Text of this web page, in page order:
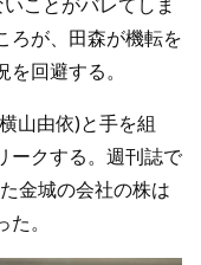
ろが、田森が機転を
回避する。
山由依)と手を組
クする。 週刊誌で
金城の会社の株は
。